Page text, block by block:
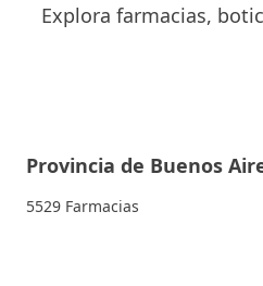
Explora farmacias,
Provincia de Buenos
5529 Farmacias